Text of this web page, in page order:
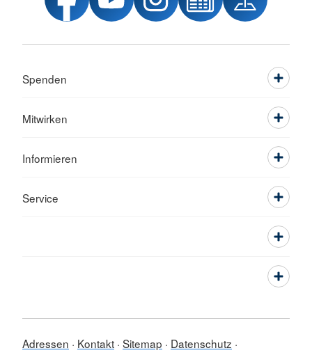
Spenden
Mitwirken
Informieren
Service
Adressen Kontakt Sitemap
Datenschutz